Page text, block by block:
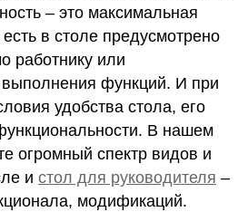
– это максимальная
в столе предусмотрено
работнику или
функций. И при
удобства стола, его
В нашем
огромный спектр видов и
и стол для руководителя –
модификаций.